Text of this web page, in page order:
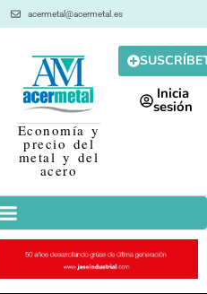
acermetal@acermetal.es
Economía y
precio del
metal y del
acero
Inicia
sesión